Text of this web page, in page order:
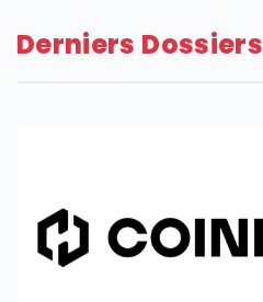
Derniers Dossiers